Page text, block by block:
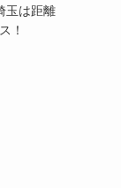
玉は距離
！